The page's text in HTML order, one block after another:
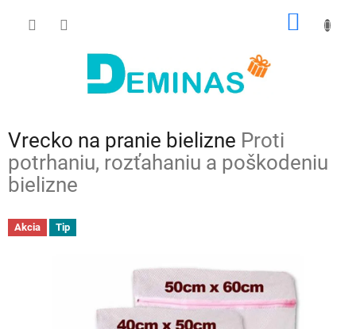
Vrecko na pranie bielizne Proti
potrhaniu, rozťahaniu a poškodeniu
bielizne
Akcia Tip